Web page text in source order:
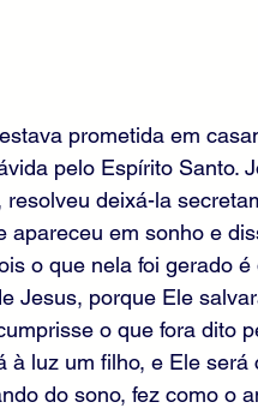
prometida em
pelo Espírito Santo.
deixá-la
apareceu em sonho e
o que nela foi gerado é
Jesus, porque Ele
o que fora dito
à luz um filho, e Ele será
do sono, fez como o